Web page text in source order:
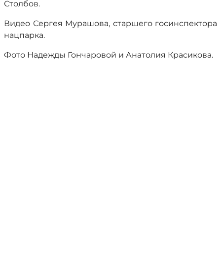
Столбов.
Видео Сергея Мурашова, старшего госинспектора
нацпарка.
Фото Надежды Гончаровой и Анатолия Красикова.